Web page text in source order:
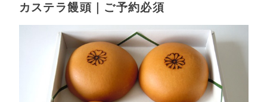
カステラ饅頭｜ご予約必須